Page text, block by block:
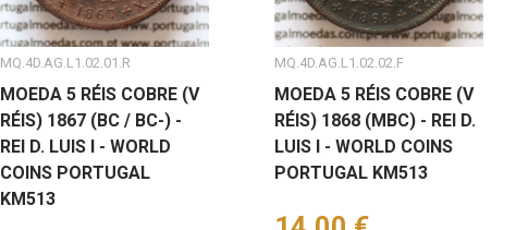
MQ.4D.AG.L1.02.01.R
MOEDA 5 RÉIS COBRE (V
RÉIS) 1867 (BC / BC-) -
REI D. LUIS I - WORLD
COINS PORTUGAL
KM513
MQ.4D.AG.L1.02.02.F
MOEDA 5 RÉIS COBRE (V
RÉIS) 1868 (MBC) - REI D.
LUIS I - WORLD COINS
PORTUGAL KM513